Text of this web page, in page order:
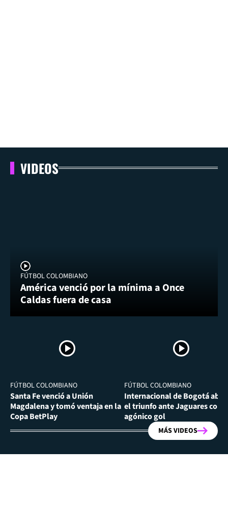
VIDEOS
FÚTBOL COLOMBIANO
América venció por la mínima a Once
Caldas fuera de casa
FÚTBOL COLOMBIANO
Santa Fe venció a Unión
Magdalena y tomó ventaja en la
Copa BetPlay
FÚTBOL COLOMBIANO
Internacional de Bogotá
el triunfo ante Jaguares con
agónico gol
MÁS VIDEOS